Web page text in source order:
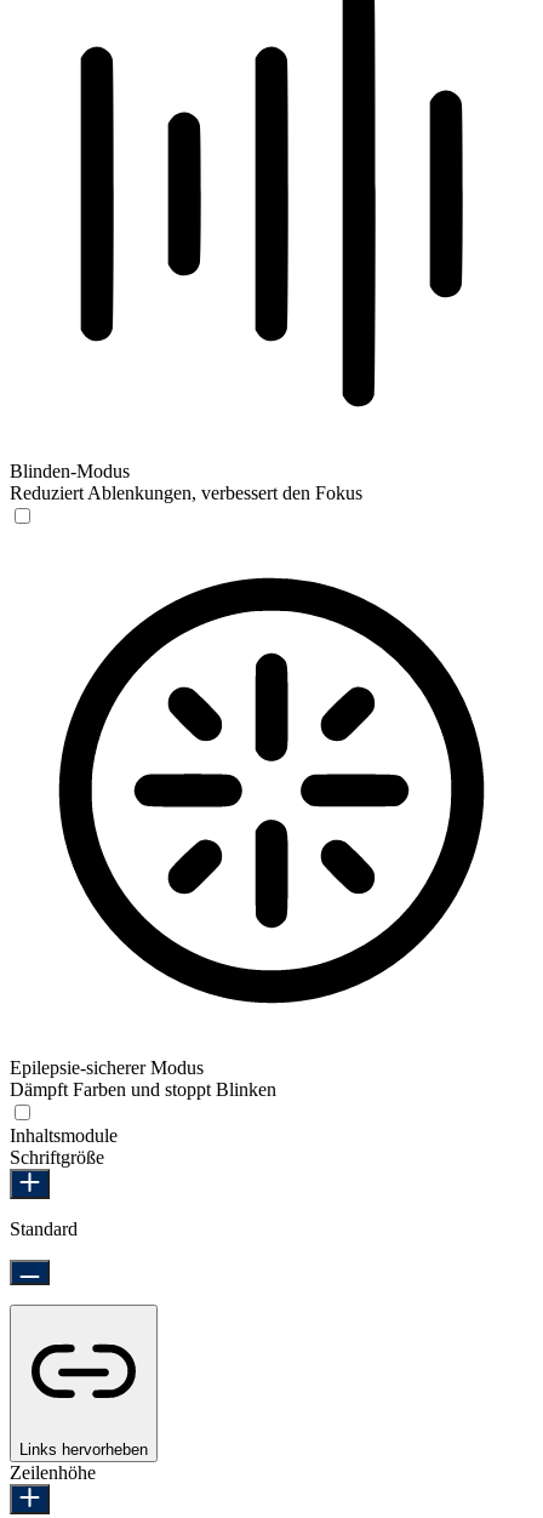
Blinden-Modus
Reduziert Ablenkungen, verbessert den Fokus
Epilepsie-sicherer Modus
Dämpft Farben und stoppt Blinken
Inhaltsmodule
Schriftgröße
Standard
Links hervorheben
Zeilenhöhe